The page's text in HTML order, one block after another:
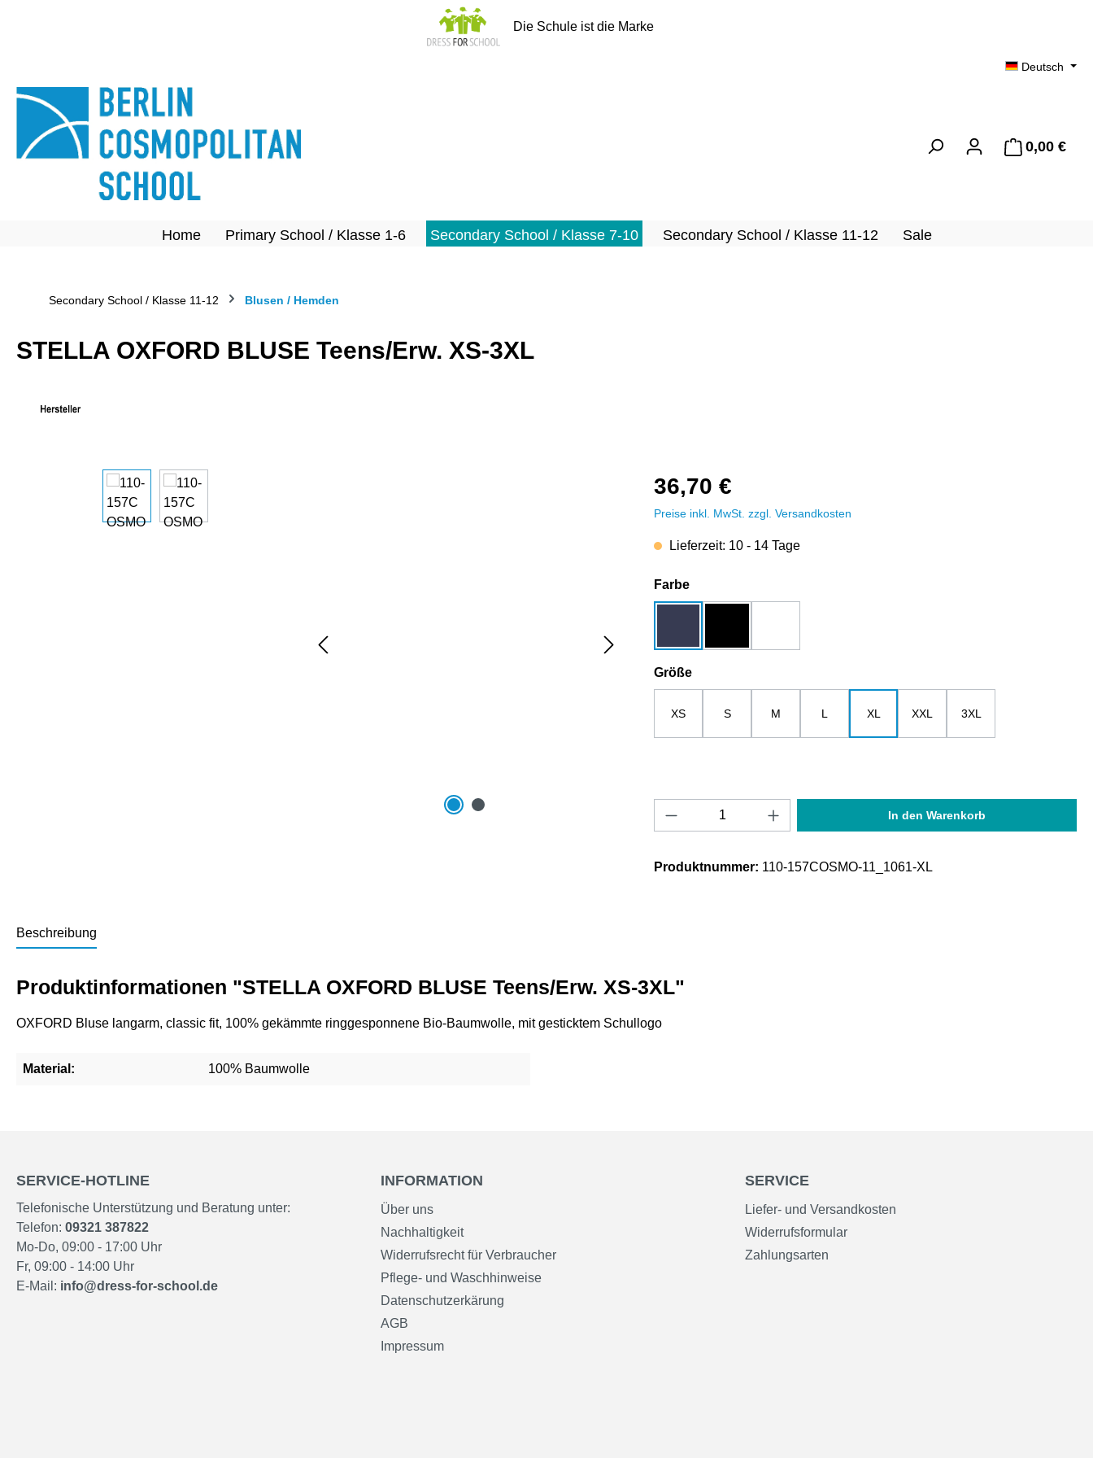
Die Schule ist die Marke
Deutsch
0,00 €
Home Primary School / Klasse 1-6 Secondary School / Klasse 7-10 Secondary School / Klasse 11-12 Sale
Secondary School / Klasse 11-12 Blusen / Hemden
STELLA OXFORD BLUSE Teens/Erw. XS-3XL
Bildergalerie überspringen 36,70 €
Preise inkl. MwSt. zzgl. Versandkosten
Lieferzeit: 10 - 14 Tage
Farbeauswählen
Größeauswählen
XS S M L XL XXL 3XL
Produkt Anzahl: Gib den gewünschten Wert ein
In den Warenkorb
Produktnummer: 110-157COSMO-11_1061-XL
Beschreibung
Produktinformationen "STELLA OXFORD BLUSE Teens/Erw. XS-3XL"
OXFORD Bluse langarm, classic fit, 100% gekämmte ringgesponnene Bio-Baumwolle, mit gesticktem Schullogo
Material: 100% Baumwolle
SERVICE-HOTLINE
Telefonische Unterstützung und Beratung unter:
Telefon: 09321 387822
Mo-Do, 09:00 - 17:00 Uhr
Fr, 09:00 - 14:00 Uhr
E-Mail: info@dress-for-school.de
INFORMATION
Über uns
Nachhaltigkeit
Widerrufsrecht für Verbraucher
Pflege- und Waschhinweise
Datenschutzerkärung
AGB
Impressum
SERVICE
Liefer- und Versandkosten
Widerrufsformular
Zahlungsarten